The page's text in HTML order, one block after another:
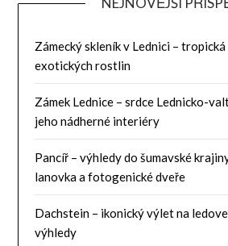
Zámecký skleník v Lednici –
exotických rostlin
Zámek Lednice – srdce Lednicko-
jeho nádherné interiéry
Pancíř – výhledy do šumavské
lanovka a fotogenické dveře
Dachstein – ikonický výlet na
výhledy